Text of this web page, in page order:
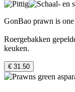
GonBao prawn is
Roergebakken
keuken.
€ 31.50